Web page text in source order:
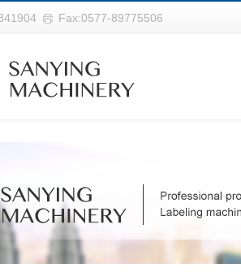
界杯竞彩网址|2026世界杯在线平台
Fax:0577-89775506